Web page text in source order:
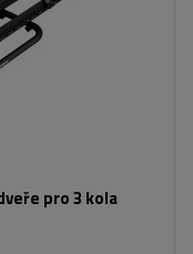
pro 3 kola